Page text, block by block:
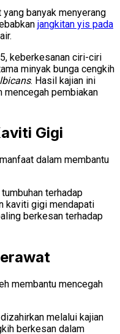
banyak menyerang
jangkitan yis pada
keberkesanan ciri-ciri
minyak bunga cengkih
. Hasil kajian ini
mencegah pembiakan
Gigi
dalam membantu
terhadap
kaviti gigi mendapati
berkesan terhadap
membantu mencegah
melalui kajian
berkesan dalam